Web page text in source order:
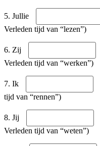
5. Jullie
Verleden tijd van “lezen”)
6. Zij
Verleden tijd van “werken”)
7. Ik
tijd van “rennen”)
8. Jij
Verleden tijd van “weten”)